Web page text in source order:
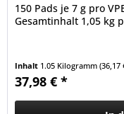
150 Pads je 7 g pro
Gesamtinhalt 1,05 kg
Inhalt 1.05 Kilogramm
37,98 € *